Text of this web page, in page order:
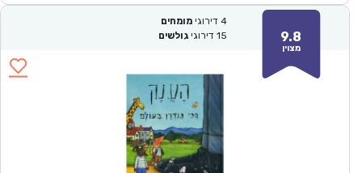
9.8
מצוין
4 דירוגי מומחים
15 דירוגי גולשים